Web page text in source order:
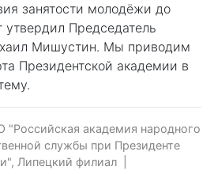
занятости молодёжи до
Председатель
Мишустин. Мы приводим
Президентской академии в
"Российская академия народного
службы при Президенте
Липецкий филиал